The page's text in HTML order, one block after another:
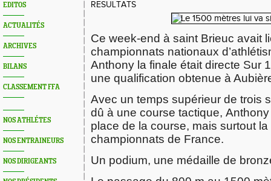
EDITOS
ACTUALITÉS
ARCHIVES
BILANS
CLASSEMENT FFA
NOS ATHLÉTES
NOS ENTRAINEURS
NOS DIRIGEANTS
RESULTATS
Ce week-end à saint Brieuc avait
championnats nationaux
Anthony la finale était directe Sur
une qualification obtenue à
Avec un temps supérieur de trois
dû à une course tactique,
place de la course, mais surtout
championnats de France.
Un podium, une médaille de